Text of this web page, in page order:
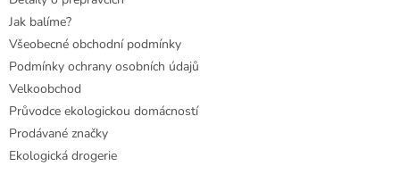
Jak balíme?
Všeobecné obchodní podmínky
Podmínky ochrany osobních údajů
Velkoobchod
Průvodce ekologickou domácností
Prodávané značky
Ekologická drogerie